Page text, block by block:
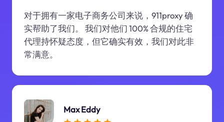
对于拥有一家电子商务公司来说，911proxy 确
实帮助了我们。 我们对他们 100% 合规的住宅
代理持怀疑态度，但它确实有效，我们对此非
常满意。
Max Eddy